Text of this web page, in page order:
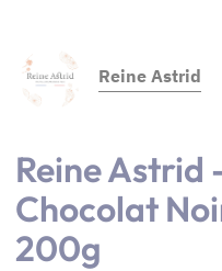
Reine Astrid
Reine Astrid
Chocolat
200g